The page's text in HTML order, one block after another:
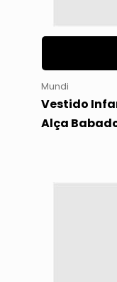
Mundi
Vestido
Alça